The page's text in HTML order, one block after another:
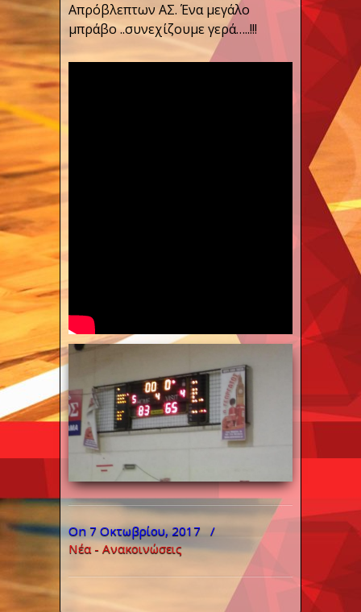
Απρόβλεπτων ΑΣ. Ένα μεγάλο
μπράβο ..συνεχίζουμε γερά…..!!!
On 7 Οκτωβρίου, 2017 /
Νέα - Ανακοινώσεις